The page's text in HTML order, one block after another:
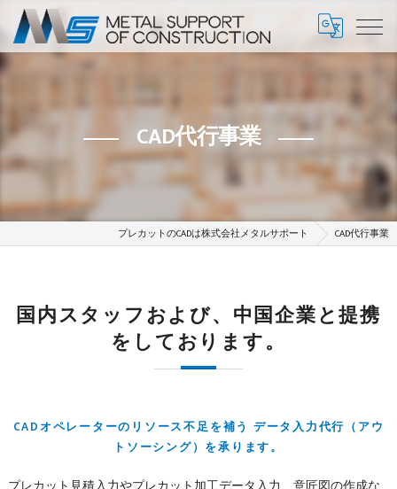
CAD代行事業
プレカットのCADは株式会社メタルサポート CAD代行事業
国内スタッフおよび、中国企業と提携
をしております。
CADオペレーターのリソース不足を補う データ入力代行（アウ
トソーシング）を承ります。